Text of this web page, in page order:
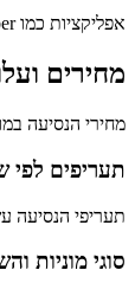
אפליקציות כמו Gett, Uber או Raxi מאפשרות להזמין מונית בקלות ובמהירות. ניתן לעקוב אחרי המונית בזמן אמת ולשלם באמצעות האפליקציה.
מחירים
מחירי הנסיעה
תעריפים לפי
תעריפי הנסיעה
סוגי מוניות